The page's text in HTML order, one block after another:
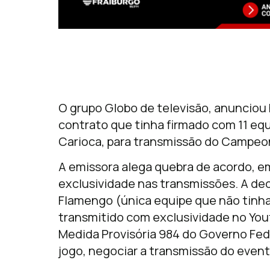
O grupo Globo de televisão,
contrato que tinha firmado com 11
Carioca, para transmissão do
A emissora alega quebra de acordo,
exclusividade nas transmissões. A
Flamengo (única equipe que não
transmitido com exclusividade no
Medida Provisória 984 do Governo
jogo, negociar a transmissão do